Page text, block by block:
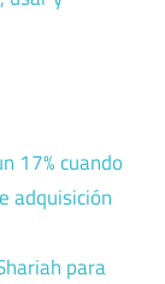
17% cuando
adquisición
para